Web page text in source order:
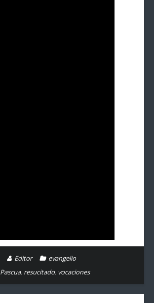
Editor
evangelio
Pascua, resucitado, vocaciones